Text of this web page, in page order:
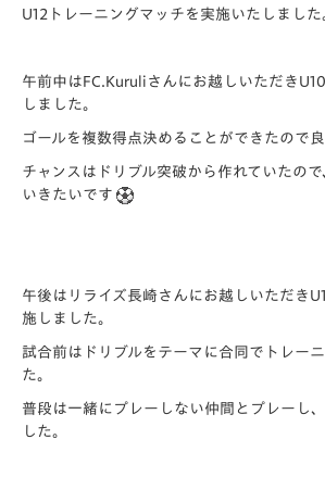
U12トレーニングマッチを実施いたしました
午前中はFC.Kuruliさんにお越しいただき
しました。
ゴールを複数得点決めることができたので良
チャンスはドリブル突破から作れていたの
いきたいです
午後はリライズ長崎さんにお越しいただき
施しました。
試合前はドリブルをテーマに合同でトレー
た。
普段は一緒にプレーしない仲間とプレーし
した。